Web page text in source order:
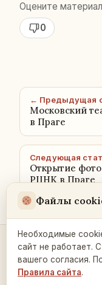
Оцените
0
← Предыдущая
Московский
в Праге
Следующая
Открытие
РЦНК в Праге
Файлы
Необходимые
сайт не работает.
вашего согласия.
Правила сайта.